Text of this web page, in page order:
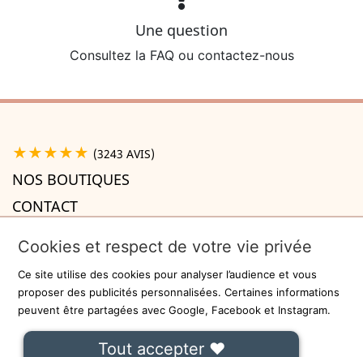
Une question
Consultez la FAQ ou contactez-nous
★★★★★ (3243 AVIS)
NOS BOUTIQUES
CONTACT
INFORMATIONS
Recevez la newsletter
Cookies et respect de votre vie privée
Ce site utilise des cookies pour analyser l’audience et vous
proposer des publicités personnalisées. Certaines informations
peuvent être partagées avec Google, Facebook et Instagram.
Tout accepter ❤